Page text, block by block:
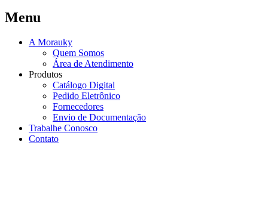
Menu
A Morauky
Quem Somos
Área de Atendimento
Produtos
Catálogo Digital
Pedido Eletrônico
Fornecedores
Envio de Documentação
Trabalhe Conosco
Contato